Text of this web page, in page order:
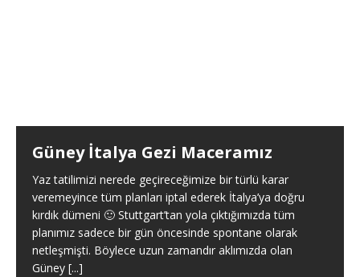
Güney İtalya Gezi Maceramız
Yaz tatilimizi nerede geçireceğimize bir türlü karar
veremeyince tüm planları iptal ederek İtalya’ya doğru
kırdık dümeni 🙂 Stuttgart’tan yola çıktığımızda tüm
planımız sadece bir gün öncesinde spontane olarak
netleşmişti. Böylece uzun zamandır aklımızda olan
Güney [...]